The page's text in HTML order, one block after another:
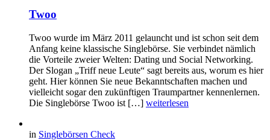
Twoo
Twoo wurde im März 2011 gelauncht und ist schon seit dem
Anfang keine klassische Singlebörse. Sie verbindet nämlich
die Vorteile zweier Welten: Dating und Social Networking.
Der Slogan „Triff neue Leute“ sagt bereits aus, worum es hier
geht. Hier können Sie neue Bekanntschaften machen und
vielleicht sogar den zukünftigen Traumpartner kennenlernen.
Die Singlebörse Twoo ist […] weiterlesen
in Singlebörsen Check